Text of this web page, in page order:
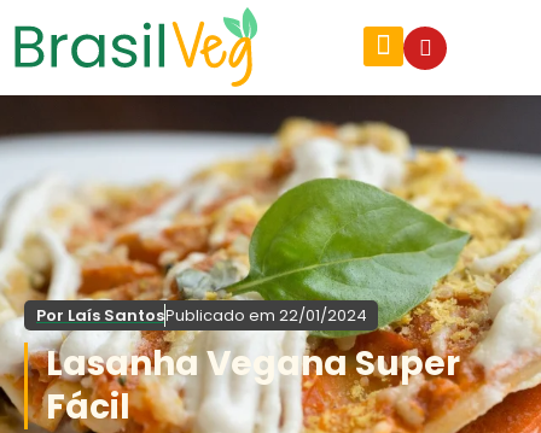
Por Laís SantosPublicado em 22/01/2024
Lasanha Vegana Super
Fácil